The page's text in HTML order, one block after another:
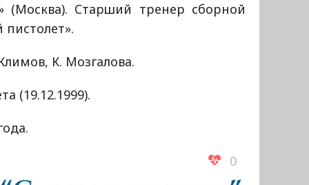
Cтарший тренер сборной
пистолет».
К. Мозгалова.
(19.12.1999).
0